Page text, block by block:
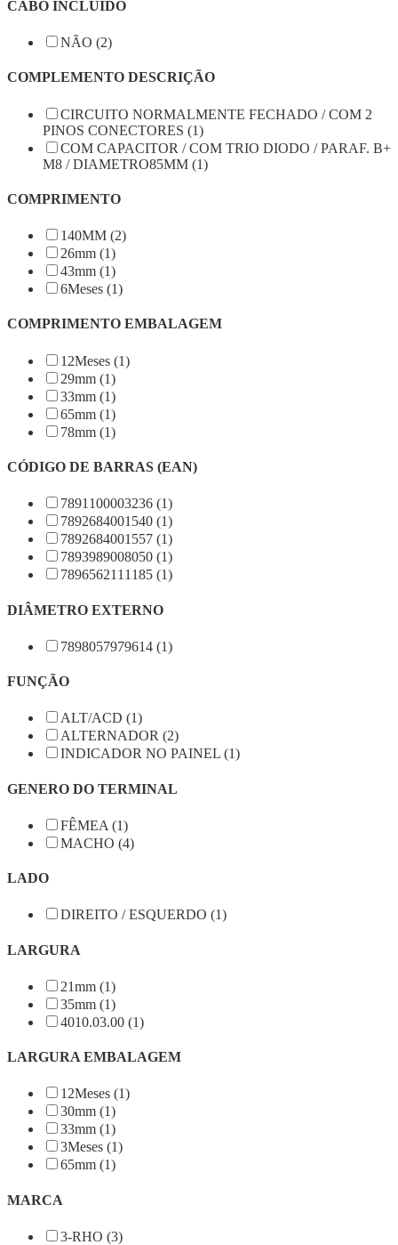
CABO INCLUIDO
NÃO (2)
COMPLEMENTO DESCRIÇÃO
CIRCUITO NORMALMENTE FECHADO / COM 2
PINOS CONECTORES (1)
COM CAPACITOR / COM TRIO DIODO / PARAF. B+
M8 / DIAMETRO85MM (1)
COMPRIMENTO
140MM (2)
26mm (1)
43mm (1)
6Meses (1)
COMPRIMENTO EMBALAGEM
12Meses (1)
29mm (1)
33mm (1)
65mm (1)
78mm (1)
CÓDIGO DE BARRAS (EAN)
7891100003236 (1)
7892684001540 (1)
7892684001557 (1)
7893989008050 (1)
7896562111185 (1)
DIÂMETRO EXTERNO
7898057979614 (1)
FUNÇÃO
ALT/ACD (1)
ALTERNADOR (2)
INDICADOR NO PAINEL (1)
GENERO DO TERMINAL
FÊMEA (1)
MACHO (4)
LADO
DIREITO / ESQUERDO (1)
LARGURA
21mm (1)
35mm (1)
4010.03.00 (1)
LARGURA EMBALAGEM
12Meses (1)
30mm (1)
33mm (1)
3Meses (1)
65mm (1)
MARCA
3-RHO (3)